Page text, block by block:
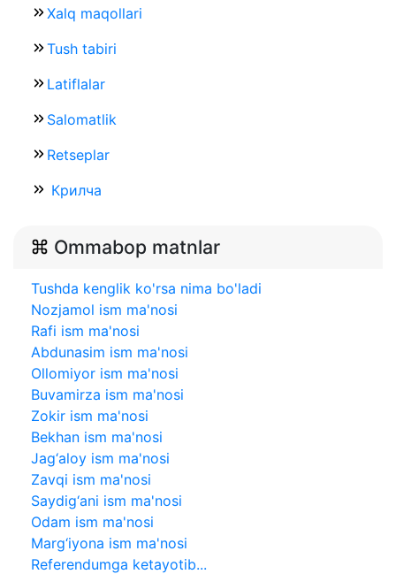
Xalq maqollari
Tush tabiri
Latiflalar
Salomatlik
Retseplar
Крилча
Ommabop matnlar
Tushda kenglik ko'rsa nima bo'ladi
Nozjamol ism ma'nosi
Rafi ism ma'nosi
Abdunasim ism ma'nosi
Ollomiyor ism ma'nosi
Buvamirza ism ma'nosi
Zokir ism ma'nosi
Bekhan ism ma'nosi
Jag‘aloy ism ma'nosi
Zavqi ism ma'nosi
Saydig‘ani ism ma'nosi
Odam ism ma'nosi
Marg‘iyona ism ma'nosi
Referendumga ketayotib...